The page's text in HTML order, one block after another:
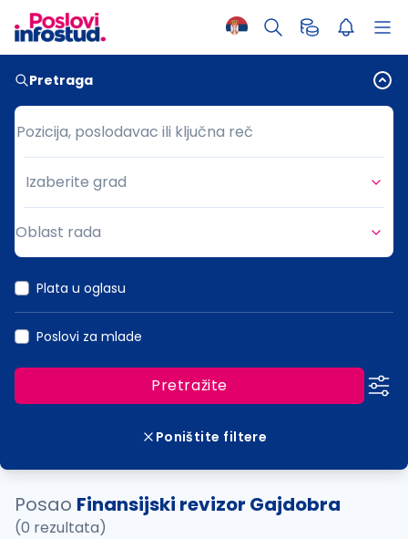
Pretraga
Pozicija, poslodavac ili ključna reč
Pozicija, poslodavac ili ključna reč
Grad
Izaberite grad
Oblast rada
Plata u oglasu
Poslovi za mlade
Pretražite
Poništite filtere
Posao Finansijski revizor Gajdobra
(0 rezultata)